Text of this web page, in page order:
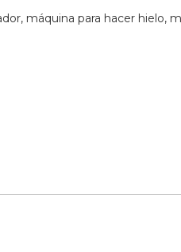
máquina para hacer hielo,